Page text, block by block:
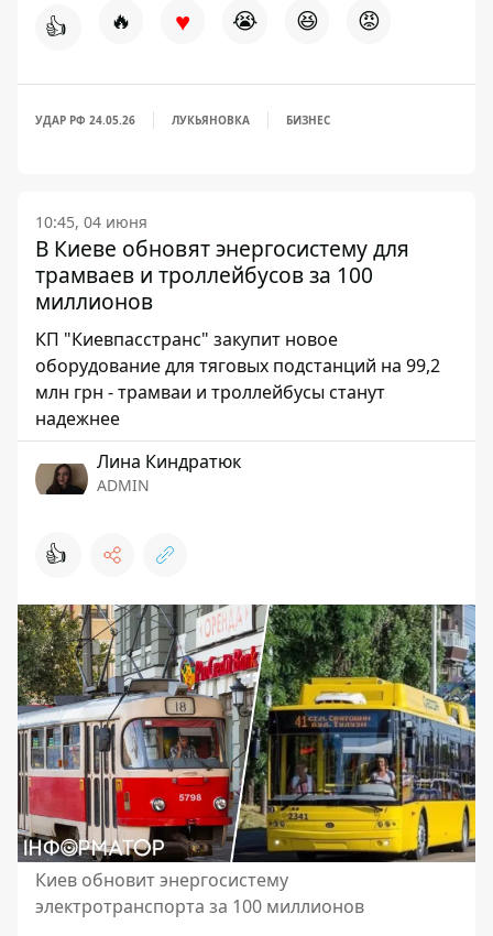
👍 🔥 ♥ 😭 😆 😡
УДАР РФ 24.05.26 ЛУКЬЯНОВКА БИЗНЕС
10:45, 04 июня
В Киеве обновят энергосистему для
трамваев и троллейбусов за 100
миллионов
КП "Киевпасстранс" закупит новое
оборудование для тяговых подстанций на 99,2
млн грн - трамваи и троллейбусы станут
надежнее
Лина Киндратюк
ADMIN
👍
Киев обновит энергосистему
электротранспорта за 100 миллионов